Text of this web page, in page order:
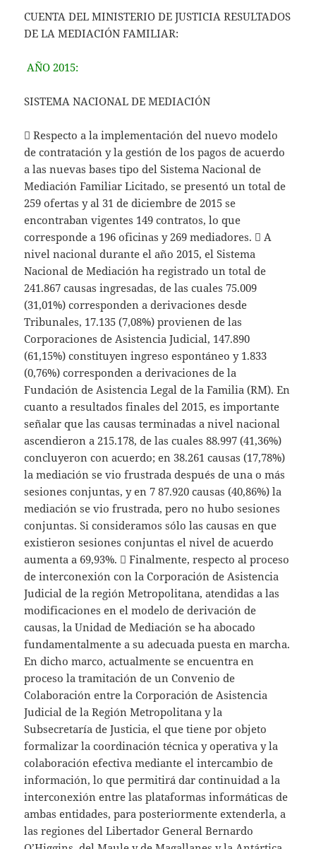
CUENTA DEL MINISTERIO DE JUSTICIA RESULTADOS
DE LA MEDIACIÓN FAMILIAR:
AÑO 2015:
SISTEMA NACIONAL DE MEDIACIÓN
 Respecto a la implementación del nuevo modelo
de contratación y la gestión de los pagos de acuerdo
a las nuevas bases tipo del Sistema Nacional de
Mediación Familiar Licitado, se presentó un total de
259 ofertas y al 31 de diciembre de 2015 se
encontraban vigentes 149 contratos, lo que
corresponde a 196 oficinas y 269 mediadores.  A
nivel nacional durante el año 2015, el Sistema
Nacional de Mediación ha registrado un total de
241.867 causas ingresadas, de las cuales 75.009
(31,01%) corresponden a derivaciones desde
Tribunales, 17.135 (7,08%) provienen de las
Corporaciones de Asistencia Judicial, 147.890
(61,15%) constituyen ingreso espontáneo y 1.833
(0,76%) corresponden a derivaciones de la
Fundación de Asistencia Legal de la Familia (RM). En
cuanto a resultados finales del 2015, es importante
señalar que las causas terminadas a nivel nacional
ascendieron a 215.178, de las cuales 88.997 (41,36%)
concluyeron con acuerdo; en 38.261 causas (17,78%)
la mediación se vio frustrada después de una o más
sesiones conjuntas, y en 7 87.920 causas (40,86%) la
mediación se vio frustrada, pero no hubo sesiones
conjuntas. Si consideramos sólo las causas en que
existieron sesiones conjuntas el nivel de acuerdo
aumenta a 69,93%.  Finalmente, respecto al proceso
de interconexión con la Corporación de Asistencia
Judicial de la región Metropolitana, atendidas a las
modificaciones en el modelo de derivación de
causas, la Unidad de Mediación se ha abocado
fundamentalmente a su adecuada puesta en marcha.
En dicho marco, actualmente se encuentra en
proceso la tramitación de un Convenio de
Colaboración entre la Corporación de Asistencia
Judicial de la Región Metropolitana y la
Subsecretaría de Justicia, el que tiene por objeto
formalizar la coordinación técnica y operativa y la
colaboración efectiva mediante el intercambio de
información, lo que permitirá dar continuidad a la
interconexión entre las plataformas informáticas de
ambas entidades, para posteriormente extenderla, a
las regiones del Libertador General Bernardo